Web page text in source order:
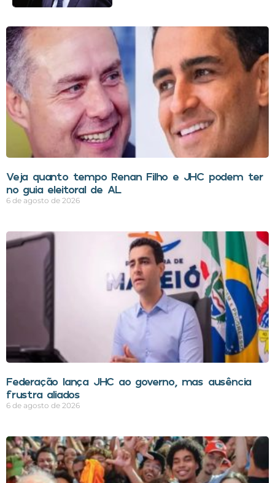
Veja quanto tempo Renan Filho e JHC podem ter
no guia eleitoral de AL
6 de agosto de 2026
Federação lança JHC ao governo, mas ausência
frustra aliados
6 de agosto de 2026